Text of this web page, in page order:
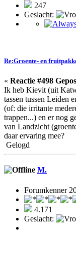
247
Geslacht:
Re:Groente- en
« Reactie #498
Ik heb Kievit (uit
tassen tussen Leiden
(of: die irritante
trappen...) en er nog
van Landzicht
daar ervaring mee?
Gelogd
M.
Forumkenner
4.171
Geslacht: